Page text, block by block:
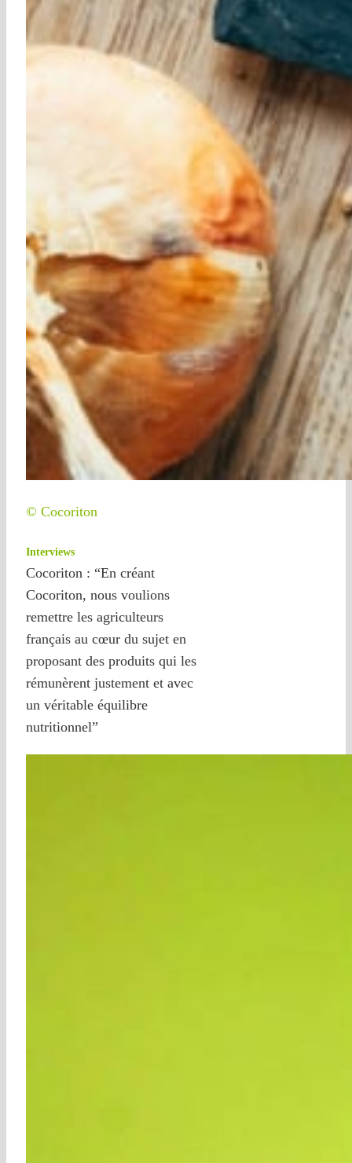
© Cocoriton
Interviews
Cocoriton : “En créant
Cocoriton, nous voulions
remettre les agriculteurs
français au cœur du sujet en
proposant des produits qui les
rémunèrent justement et avec
un véritable équilibre
nutritionnel”